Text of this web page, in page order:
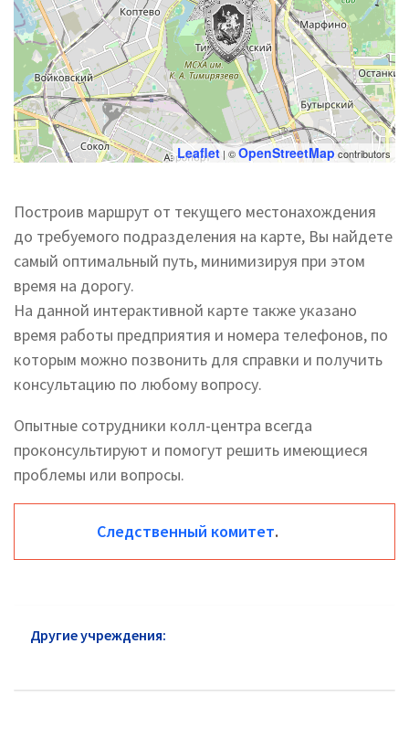
Leaflet| ©OpenStreetMap contributors
Построив маршрут от текущего местонахождения
до требуемого подразделения на карте, Вы найдете
самый оптимальный путь, минимизируя при этом
время на дорогу.
На данной интерактивной карте также указано
время работы предприятия и номера телефонов, по
которым можно позвонить для справки и получить
консультацию по любому вопросу.
Опытные сотрудники колл-центра всегда
проконсультируют и помогут решить имеющиеся
проблемы или вопросы.
Следственный комитет.
Другие учреждения: